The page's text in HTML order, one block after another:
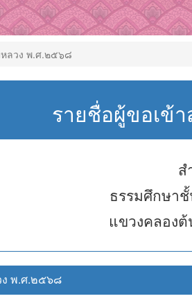
ลวง พ.ศ.๒๕๖๘
รายชื่อผู้ขอเข้
ส
ธรรมศึกษา
แขวงคลอง
ง พ.ศ.๒๕๖๘